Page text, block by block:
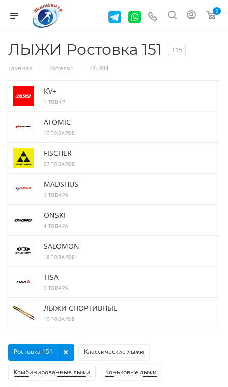
0
ЛЫЖИ Ростовка 151 115
Главная — Каталог — ЛЫЖИ
KV+
1 ТОВАР
ATOMIC
19 ТОВАРОВ
FISCHER
57 ТОВАРОВ
MADSHUS
3 ТОВАРА
ONSKI
4 ТОВАРА
SALOMON
18 ТОВАРОВ
TISA
3 ТОВАРА
ЛЫЖИ СПОРТИВНЫЕ
10 ТОВАРОВ
Классические лыжи
Комбинированные лыжи Коньковые лыжи
Ростовка 151